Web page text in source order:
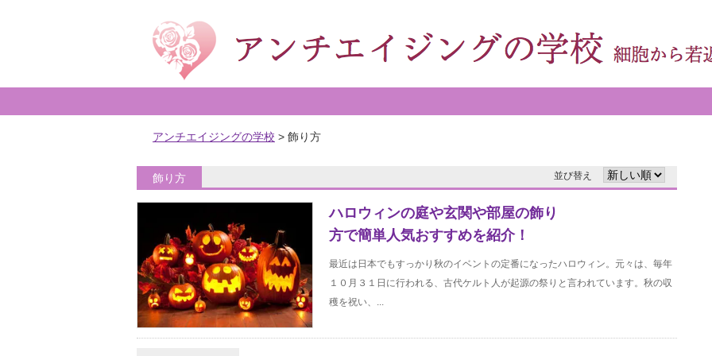
アンチエイジングの学校 > 飾り方
飾り方 並び替え
ハロウィンの庭や玄関や部屋の飾り
方で簡単人気おすすめを紹介！
最近は日本でもすっかり秋のイベントの定番になったハロウィン。元々は、毎年
１０月３１日に行われる、古代ケルト人が起源の祭りと言われています。秋の収
穫を祝い、...